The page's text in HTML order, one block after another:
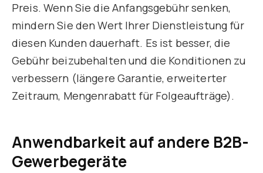
Preis. Wenn Sie die Anfangsgebühr senken,
mindern Sie den Wert Ihrer Dienstleistung für
diesen Kunden dauerhaft. Es ist besser, die
Gebühr beizubehalten und die Konditionen zu
verbessern (längere Garantie, erweiterter
Zeitraum, Mengenrabatt für Folgeaufträge).
Anwendbarkeit auf andere B2B-
Gewerbegeräte